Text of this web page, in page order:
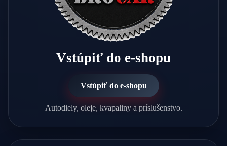
Vstúpiť do e-shopu
Vstúpiť do e-shopu
Autodiely, oleje, kvapaliny a príslušenstvo.